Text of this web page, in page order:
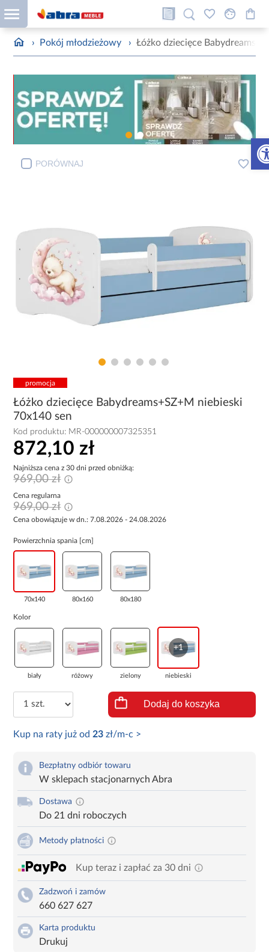
› Pokój młodzieżowy › Łóżko dziecięce
PORÓWNAJ
promocja
Łóżko dziecięce Babydreams+SZ+M niebieski
70x140 sen
Kod produktu: MR-000000007325351
872,10 zł
Najniższa cena z 30 dni przed obniżką:
969,00 zł
Cena regularna
969,00 zł
Cena obowiązuje w dn.: 7.08.2026 - 24.08.2026
Powierzchnia spania [cm]
70x140 80x160 80x180
Kolor
biały różowy zielony
+1
niebieski
Dodaj do koszyka
Kup na raty już od 23 zł/m-c >
Bezpłatny odbiór towaru
W sklepach stacjonarnych Abra
Dostawa
Do 21 dni roboczych
Metody płatności
Kup teraz i zapłać za 30 dni
Zadzwoń i zamów
660 627 627
Karta produktu
Drukuj